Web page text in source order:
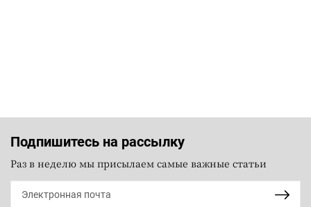
Подпишитесь на рассылку
Раз в неделю мы присылаем самые важные статьи